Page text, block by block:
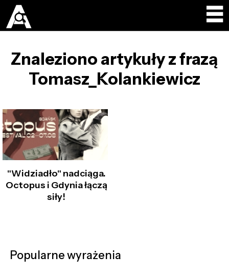
Znaleziono artykuły z frazą
Tomasz_Kolankiewicz
"Widziadło" nadciąga.
Octopus i Gdynia łączą
siły!
Popularne wyrażenia